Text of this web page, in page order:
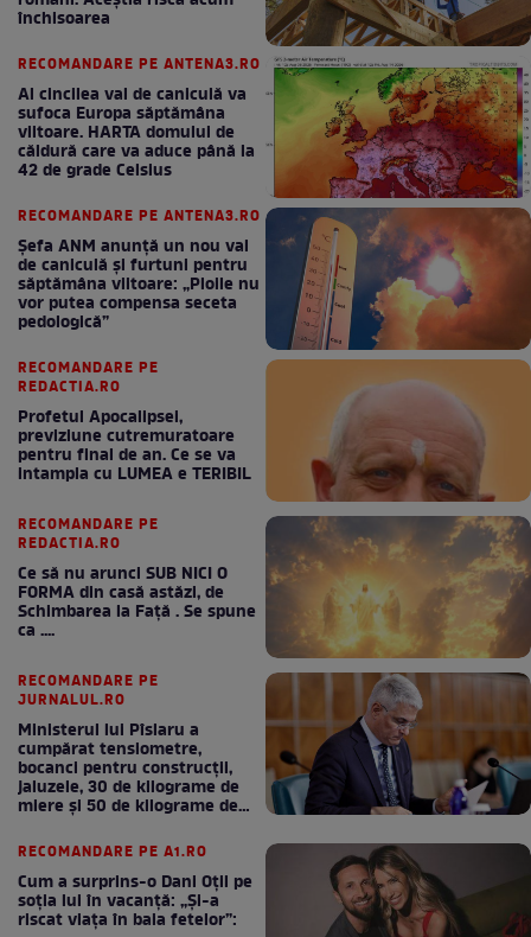
închisoarea
RECOMANDARE PE ANTENA3.RO
Al cincilea val de caniculă va
sufoca Europa săptămâna
viitoare. HARTA domului de
căldură care va aduce până la
42 de grade Celsius
RECOMANDARE PE ANTENA3.RO
Șefa ANM anunță un nou val
de caniculă și furtuni pentru
săptămâna viitoare: „Ploile nu
vor putea compensa seceta
pedologică”
RECOMANDARE PE
REDACTIA.RO
Profetul Apocalipsei,
previziune cutremuratoare
pentru final de an. Ce se va
intampla cu LUMEA e TERIBIL
RECOMANDARE PE
REDACTIA.RO
Ce să nu arunci SUB NICI O
FORMA din casă astăzi, de
Schimbarea la Față . Se spune
ca ....
RECOMANDARE PE
JURNALUL.RO
Ministerul lui Pîslaru a
cumpărat tensiometre,
bocanci pentru construcții,
jaluzele, 30 de kilograme de
miere și 50 de kilograme de
RECOMANDARE PE A1.RO
Cum a surprins-o Dani Oțil pe
soția lui în vacanță: „Și-a
riscat viața în baia fetelor”: